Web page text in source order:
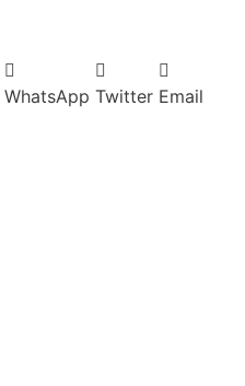
WhatsApp Twitter Email